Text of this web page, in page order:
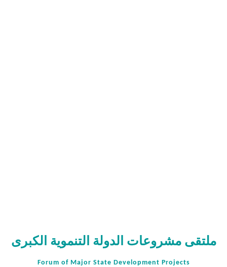
ملتقى مشروعات الدولة التنموية الكبرى
Forum of Major State Development Projects